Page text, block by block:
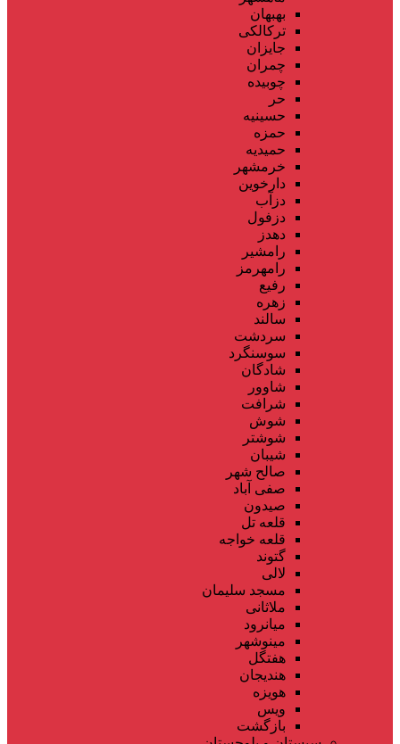
بهبهان
ترکالکی
جایزان
چمران
چوبیده
حر
حسینیه
حمزه
حمیدیه
خرمشهر
دارخوین
دزآب
دزفول
دهدز
رامشیر
رامهرمز
رفیع
زهره
سالند
سردشت
سوسنگرد
شادگان
شاوور
شرافت
شوش
شوشتر
شیبان
صالح شهر
صفی آباد
صیدون
قلعه تل
قلعه خواجه
گتوند
لالی
مسجد سلیمان
ملاثانی
میانرود
مینوشهر
هفتگل
هندیجان
هویزه
ویس
بازگشت